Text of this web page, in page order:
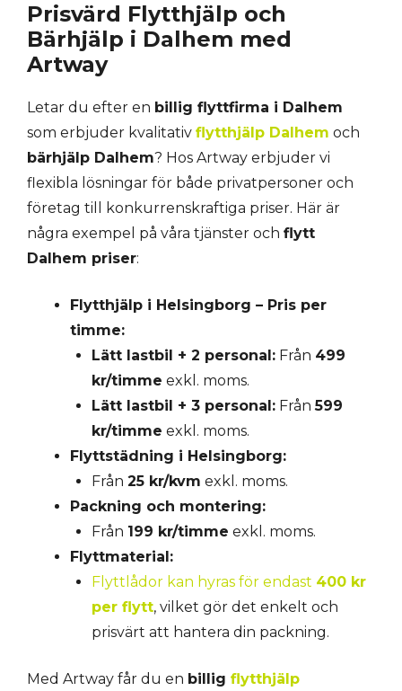
Prisvärd Flytthjälp och
Bärhjälp i Dalhem med
Artway
Letar du efter en billig flyttfirma i Dalhem
som erbjuder kvalitativ flytthjälp Dalhem och
bärhjälp Dalhem? Hos Artway erbjuder vi
flexibla lösningar för både privatpersoner och
företag till konkurrenskraftiga priser. Här är
några exempel på våra tjänster och flytt
Dalhem priser:
Flytthjälp i Helsingborg – Pris per
timme:
Lätt lastbil + 2 personal: Från 499
kr/timme exkl. moms.
Lätt lastbil + 3 personal: Från599
kr/timme exkl. moms.
Flyttstädning i Helsingborg:
Från 25 kr/kvm exkl. moms.
Packning och montering:
Från 199 kr/timme exkl. moms.
Flyttmaterial:
Flyttlådor kan hyras för endast 400 kr
per flytt, vilket gör det enkelt och
prisvärt att hantera din packning.
Med Artway får du en billig flytthjälp